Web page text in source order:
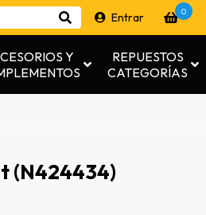
Entrar 0
Y
REPUESTOS
CATEGORÍAS
(n424434)